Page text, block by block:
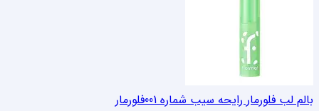
بالم لب فلورمار رایحه سیب شماره 001 فلورمار